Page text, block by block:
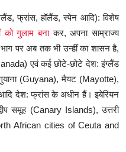
फ्रांस, हॉलैंड, स्पेन आदि): विशेष
को गुलाम बनाकर, अपना साम्राज्य
पर अब तक भी उन्हीं का शासन है,
एवं कई छोटे-छोटे देश: इंग्लैंड
(Guyana), मैयट (Mayotte),
देश: फ्रांस के अधीन हैं। इबेरियन
समूह (Canary Islands), उत्तरी
African cities of Ceuta and